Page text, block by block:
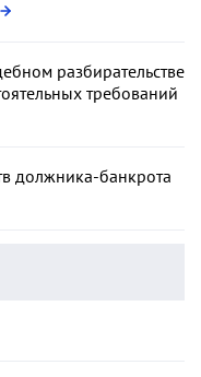
разбирательстве
требований
должника-банкрота